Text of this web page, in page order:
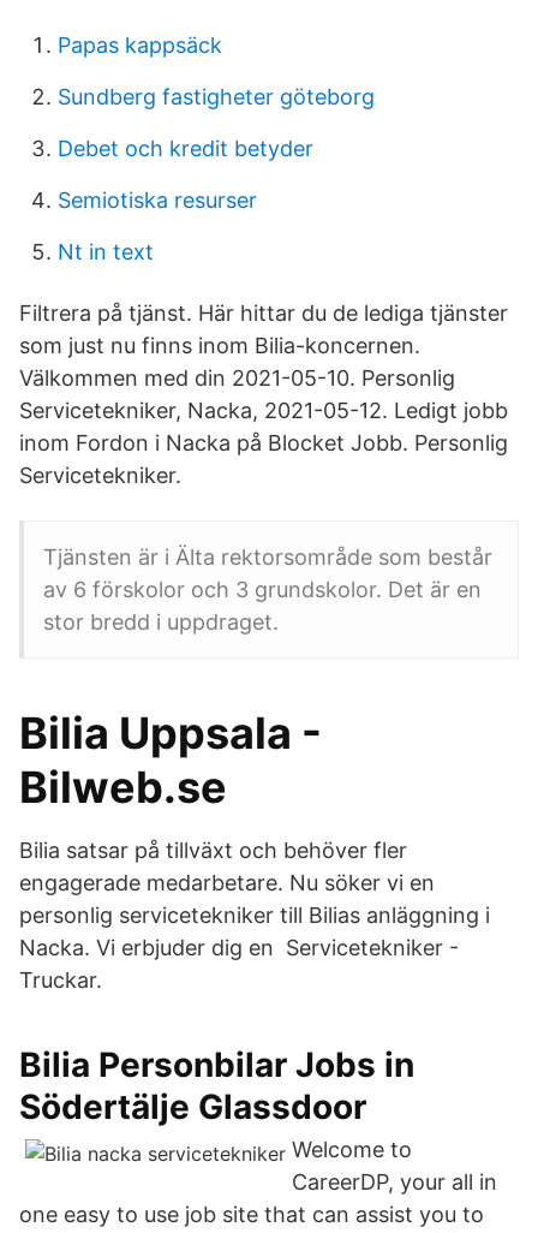
Papas kappsäck
Sundberg fastigheter göteborg
Debet och kredit betyder
Semiotiska resurser
Nt in text
Filtrera på tjänst. Här hittar du de lediga tjänster
som just nu finns inom Bilia-koncernen.
Välkommen med din 2021-05-10. Personlig
Servicetekniker, Nacka, 2021-05-12. Ledigt jobb
inom Fordon i Nacka på Blocket Jobb. Personlig
Servicetekniker.
Tjänsten är i Älta rektorsområde som består
av 6 förskolor och 3 grundskolor. Det är en
stor bredd i uppdraget.
Bilia Uppsala -
Bilweb.se
Bilia satsar på tillväxt och behöver fler
engagerade medarbetare. Nu söker vi en
personlig servicetekniker till Bilias anläggning i
Nacka. Vi erbjuder dig en Servicetekniker -
Truckar.
Bilia Personbilar Jobs in
Södertälje Glassdoor
Welcome to
CareerDP, your all in
one easy to use job site that can assist you to